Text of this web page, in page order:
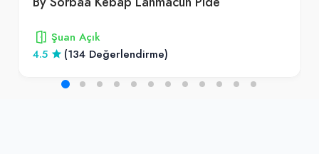
Şuan Açık
4.5
(134 Değerlendirme)